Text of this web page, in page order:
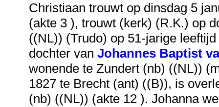
Christiaan trouwt op dinsdag 5
(akte 3 ), trouwt (kerk) (R.K.) op
((NL)) (Trudo) op 51-jarige
dochter vanJohannes Baptist
wonende te Zundert (nb) ((NL))
1827 te Brecht (ant) ((B)), is
(nb) ((NL)) (akte 12 ). Johanna